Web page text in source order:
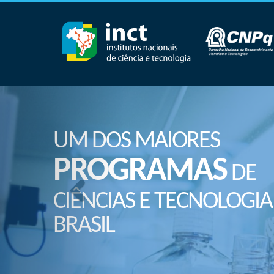
UM DOS MAIORES
PROGRAMASDE
CIÊNCIAS E
BRASIL